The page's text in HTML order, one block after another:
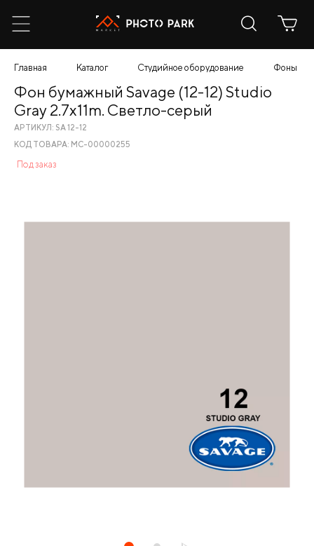
Главная Каталог Студийное оборудование Фоны
Фон бумажный Savage (12-12) Studio
Gray 2.7x11m. Светло-серый
АРТИКУЛ: SA 12-12
КОД ТОВАРА: МС-00000255
Под заказ